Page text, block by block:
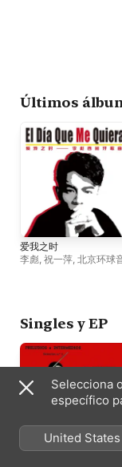
Últimos
爱我之时
李彪, 祝一萍, 北京环球
Singles y EP
Selecciona
específico
United States